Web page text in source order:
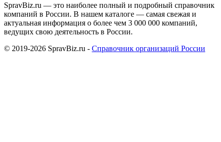
SpravBiz.ru — это наиболее полный и подробный справочник
компаний в России. В нашем каталоге — самая свежая и
актуальная информация о более чем 3 000 000 компаний,
ведущих свою деятельность в России.
© 2019-2026 SpravBiz.ru - Справочник организаций России